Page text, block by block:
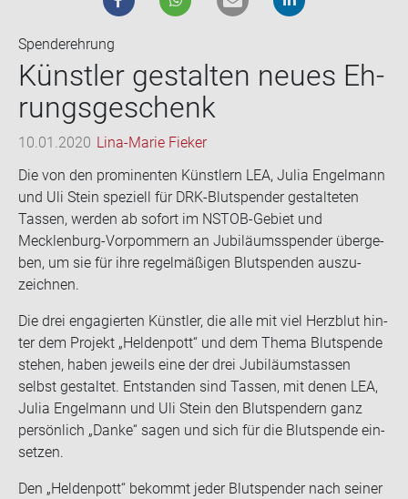
Spenderehrung
Künst­ler ge­stal­ten neues Eh­
rungs­ge­schenk
10.01.2020 Lina-Marie Fieker
Die von den pro­mi­nen­ten Künst­lern LEA, Julia En­gel­mann
und Uli Stein spe­zi­ell für DRK-​Blutspender ge­stal­te­ten
Tas­sen, wer­den ab so­fort im NSTOB-​Gebiet und
Mecklenburg-​Vorpommern an Ju­bi­lä­ums­spen­der über­ge­
ben, um sie für ihre re­gel­mä­ßi­gen Blut­spen­den aus­zu­
zeich­nen.
Die drei en­ga­gier­ten Künst­ler, die alle mit viel Herz­blut hin­
ter dem Pro­jekt „Hel­den­pott“ und dem Thema Blut­spen­de
ste­hen, haben je­weils eine der drei Ju­bi­lä­umstas­sen
selbst ge­stal­tet. Ent­stan­den sind Tas­sen, mit denen LEA,
Julia En­gel­mann und Uli Stein den Blut­spen­dern ganz
per­sön­lich „Danke“ sagen und sich für die Blut­spen­de ein­
set­zen.
Den „Hel­den­pott“ be­kommt jeder Blut­spen­der nach sei­ner